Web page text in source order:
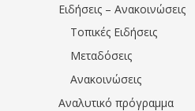
Ειδήσεις – Ανακοινώσεις
Τοπικές Ειδήσεις
Μεταδόσεις
Ανακοινώσεις
Αναλυτικό πρόγραμμα